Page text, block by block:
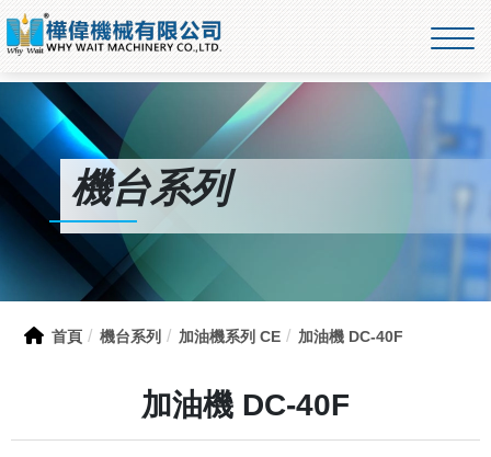
機台系列
首頁 機台系列 加油機系列 CE 加油機 DC-40F
加油機 DC-40F